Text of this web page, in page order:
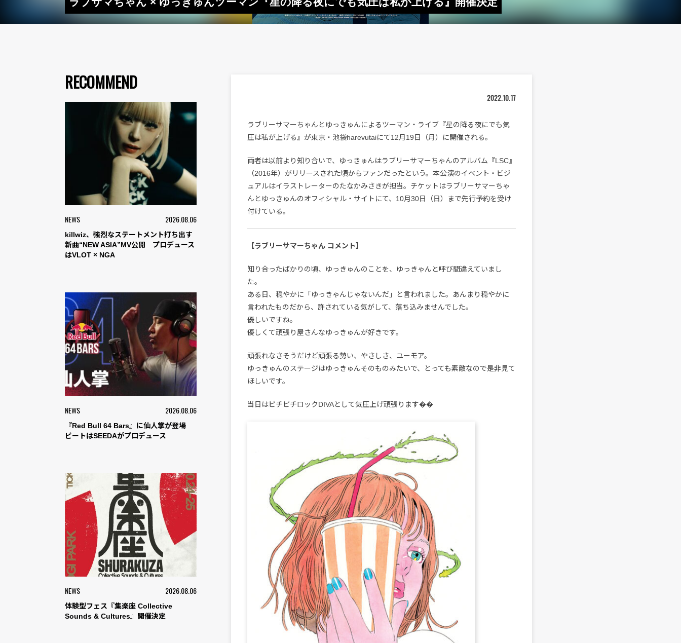
RECOMMEND
NEWS 2026.08.06
killwiz、強烈なステートメント打ち出す
新曲“NEW ASIA”MV公開 プロデュース
はVLOT × NGA
NEWS 2026.08.06
『Red Bull 64 Bars』に仙人掌が登場
ビートはSEEDAがプロデュース
NEWS 2026.08.06
体験型フェス『集楽座 Collective
Sounds & Cultures』開催決定
2022.10.17
ラブリーサマーちゃんとゆっきゅんによるツーマン・ライブ『星の降る夜にでも気
圧は私が上げる』が東京・池袋harevutaiにて12月19日（月）に開催される。
両者は以前より知り合いで、ゆっきゅんはラブリーサマーちゃんのアルバム『LSC』
（2016年）がリリースされた頃からファンだったという。本公演のイベント・ビジ
ュアルはイラストレーターのたなかみさきが担当。チケットはラブリーサマーちゃ
んとゆっきゅんのオフィシャル・サイトにて、10月30日（日）まで先行予約を受け
付けている。
【ラブリーサマーちゃん コメント】
知り合ったばかりの頃、ゆっきゅんのことを、ゆっきゃんと呼び間違えていまし
た。
ある日、穏やかに「ゆっきゃんじゃないんだ」と言われました。あんまり穏やかに
言われたものだから、許されている気がして、落ち込みませんでした。
優しいですね。
優しくて頑張り屋さんなゆっきゅんが好きです。
頑張れなさそうだけど頑張る勢い、やさしさ、ユーモア。
ゆっきゅんのステージはゆっきゅんそのものみたいで、とっても素敵なので是非見て
ほしいです。
当日はピチピチロックDIVAとして気圧上げ頑張ります��